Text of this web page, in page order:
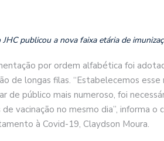
publicou a nova faixa etária de
por ordem alfabética foi
de longas filas. “Estabelecemos
de público mais numeroso, foi
vacinação no mesmo dia”, informa
à Covid-19, Claydson Moura.